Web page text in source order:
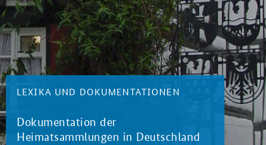
LEXIKA UND DOKUMENTATIONEN
Dokumentation der
Heimatsammlungen in Deutschland